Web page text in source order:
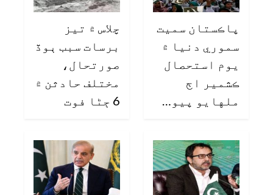
پاڪستان سميت
سموري دنيا ۾
يوم استحصال
ڪشمير اڄ
ملهايو پيو…
چلاس ۾ تيز
برسات سبب ٻوڏ
صورتحال،
مختلف حادثن ۾
6 ڄڻا فوت